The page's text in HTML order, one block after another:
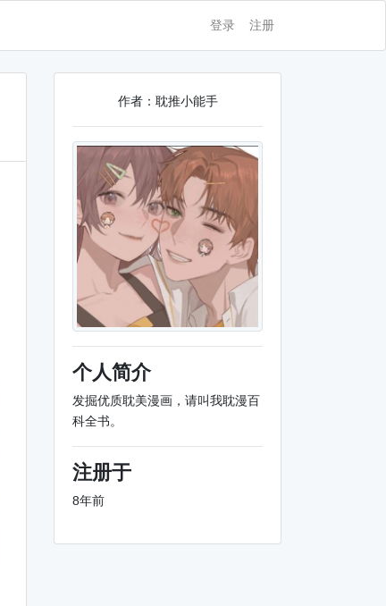
登录 注册
作者：耽推小能手
个人简介
发掘优质耽美漫画，请叫我耽漫百
科全书。
注册于
8年前